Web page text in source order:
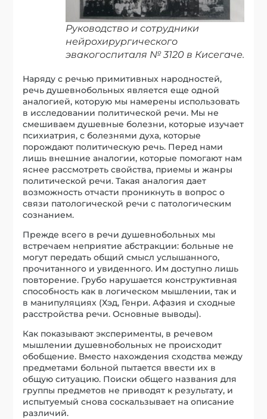
Руководство и сотрудники
нейрохирургического
эвакогоспиталя № 3120 в Кисегаче.
Наряду с речью примитивных народностей,
речь душевнобольных является еще одной
аналогией, которую мы намерены использовать
в исследовании политической речи. Мы не
смешиваем душевные болезни, которые изучает
психиатрия, с болезнями духа, которые
порождают политическую речь. Перед нами
лишь внешние аналогии, которые помогают нам
яснее рассмотреть свойства, приемы и жанры
политической речи. Такая аналогия дает
возможность отчасти проникнуть в вопрос о
связи патологической речи с патологическим
сознанием.
Прежде всего в речи душевнобольных мы
встречаем неприятие абстракции: больные не
могут передать общий смысл услышанного,
прочитанного и увиденного. Им доступно лишь
повторение. Грубо нарушается конструктивная
способность как в логическом мышлении, так и
в манипуляциях (Хэд, Генри. Афазия и сходные
расстройства речи. Основные выводы).
Как показывают эксперименты, в речевом
мышлении душевнобольных не происходит
обобщение. Вместо нахождения сходства между
предметами больной пытается ввести их в
общую ситуацию. Поиски общего названия для
группы предметов не приводят к результату, и
испытуемый снова соскальзывает на описание
различий.